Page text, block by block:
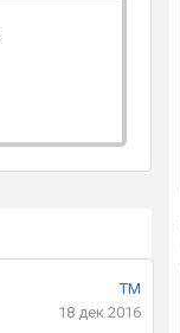
TM
18 дек 2016